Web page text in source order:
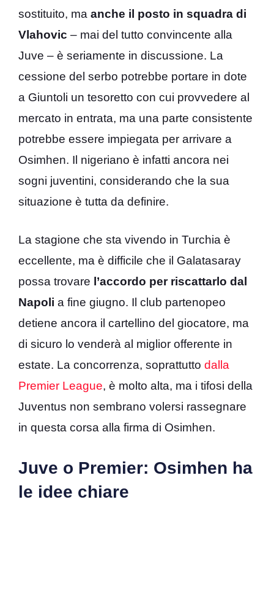
sostituito, ma anche il posto in squadra di
Vlahovic – mai del tutto convincente alla
Juve – è seriamente in discussione. La
cessione del serbo potrebbe portare in dote
a Giuntoli un tesoretto con cui provvedere al
mercato in entrata, ma una parte consistente
potrebbe essere impiegata per arrivare a
Osimhen. Il nigeriano è infatti ancora nei
sogni juventini, considerando che la sua
situazione è tutta da definire.
La stagione che sta vivendo in Turchia è
eccellente, ma è difficile che il Galatasaray
possa trovare l’accordo per riscattarlo dal
Napoli a fine giugno. Il club partenopeo
detiene ancora il cartellino del giocatore, ma
di sicuro lo venderà al miglior offerente in
estate. La concorrenza, soprattutto dalla
Premier League, è molto alta, ma i tifosi della
Juventus non sembrano volersi rassegnare
in questa corsa alla firma di Osimhen.
Juve o Premier: Osimhen ha
le idee chiare